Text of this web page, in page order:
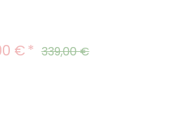
€ Regulärer Preis:
339,00 €